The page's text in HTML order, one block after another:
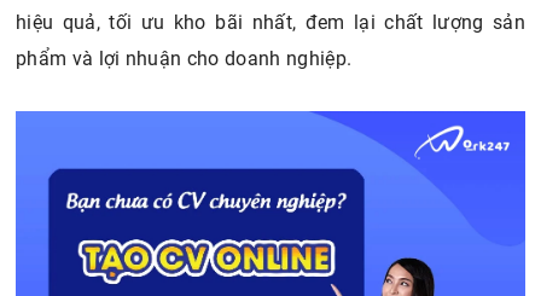
hiệu quả, tối ưu kho bãi nhất, đem lại chất lượng sản
phẩm và lợi nhuận cho doanh nghiệp.